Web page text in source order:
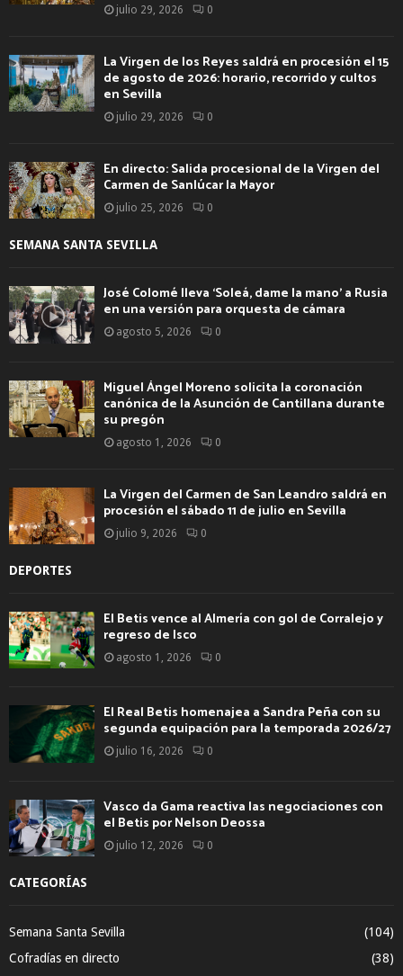
julio 29, 2026 0
La Virgen de los Reyes saldrá en procesión el 15
de agosto de 2026: horario, recorrido y cultos
en Sevilla
julio 29, 2026 0
En directo: Salida procesional de la Virgen del
Carmen de Sanlúcar la Mayor
julio 25, 2026 0
SEMANA SANTA SEVILLA
José Colomé lleva ‘Soleá, dame la mano’ a Rusia
en una versión para orquesta de cámara
agosto 5, 2026 0
Miguel Ángel Moreno solicita la coronación
canónica de la Asunción de Cantillana durante
su pregón
agosto 1, 2026 0
La Virgen del Carmen de San Leandro saldrá en
procesión el sábado 11 de julio en Sevilla
julio 9, 2026 0
DEPORTES
El Betis vence al Almería con gol de Corralejo y
regreso de Isco
agosto 1, 2026 0
El Real Betis homenajea a Sandra Peña con su
segunda equipación para la temporada 2026/27
julio 16, 2026 0
Vasco da Gama reactiva las negociaciones con
el Betis por Nelson Deossa
julio 12, 2026 0
CATEGORÍAS
Semana Santa Sevilla
(104)
Cofradías en directo
(38)